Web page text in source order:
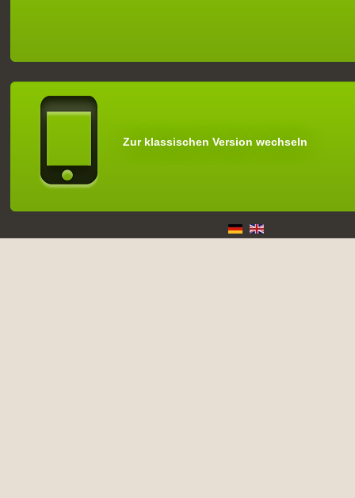
Zur klassischen Version wechseln